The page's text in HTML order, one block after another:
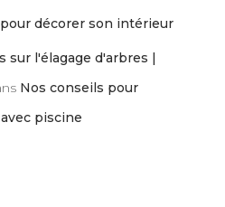
pour décorer son intérieur
sur l'élagage d'arbres |
Nos conseils pour
piscine